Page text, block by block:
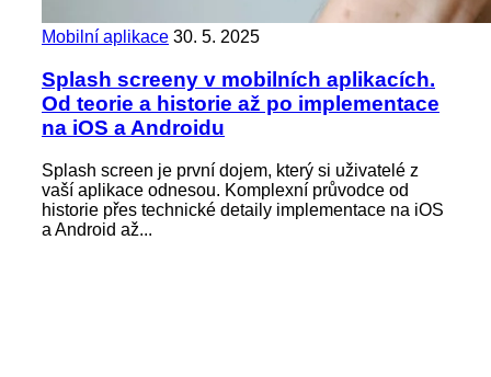
Mobilní aplikace 30. 5. 2025
Splash screeny v mobilních aplikacích.
Od teorie a historie až po implementace
na iOS a Androidu
Splash screen je první dojem, který si uživatelé z
vaší aplikace odnesou. Komplexní průvodce od
historie přes technické detaily implementace na iOS
a Android až...